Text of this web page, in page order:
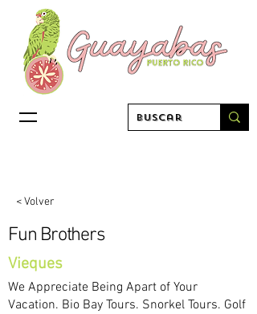
< Volver
Fun Brothers
Vieques
We Appreciate Being Apart of Your
Vacation. Bio Bay Tours. Snorkel Tours. Golf